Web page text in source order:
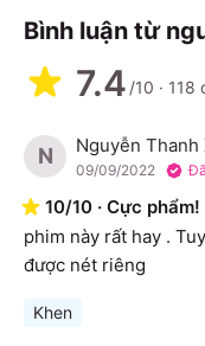
Bình luận từ
7.4 /10 · 118
N Nguyễn Thanh
09/09/2022
10/10 · Cực phẩm!
phim này rất hay .
được nét riêng
Khen